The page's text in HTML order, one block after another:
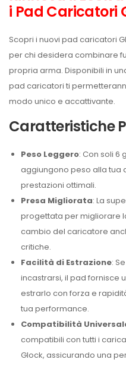
i Pad Caricatori
Scopri i nuovi pad caricatori
per chi desidera combinare
propria arma. Disponibili in
pad caricatori ti
modo unico e accattivante.
Caratteristiche
Peso Leggero: Con soli 6
aggiungono peso alla tua
prestazioni ottimali.
Presa Migliorata: La
progettata per migliorare
cambio del caricatore
critiche.
Facilità di Estrazione:
incastrarsi, il pad fornisce
estrarlo con forza e
tua performance.
Compatibilità
compatibili con tutti i
Glock, assicurando una